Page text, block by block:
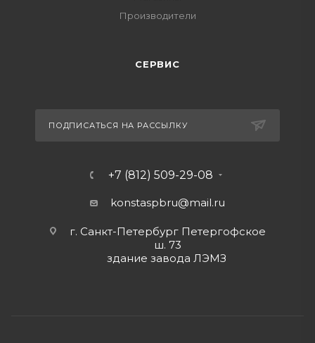
Производители
СЕРВИС
ПОДПИСАТЬСЯ НА РАССЫЛКУ
+7 (812) 509-29-08
konstaspbru@mail.ru
г. Санкт-Петербург Петергофское
ш. 73
здание завода ЛЭМЗ